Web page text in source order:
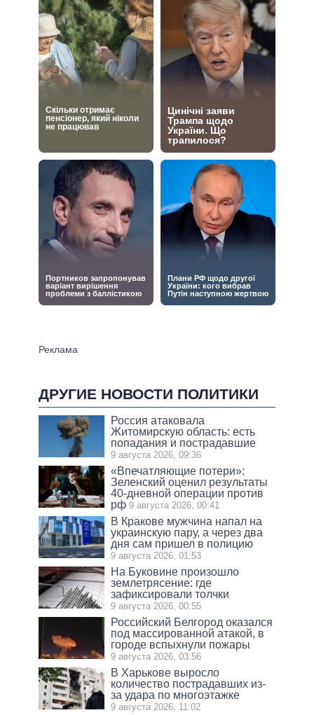
ДРУГИЕ НОВОСТИ ПОЛИТИКИ
Россия атаковала
Житомирскую область: есть
попадания и пострадавшие
9 августа 2026, 09:36
«Впечатляющие потери»:
Зеленский оценил результаты
40-дневной операции против
рф 9 августа 2026, 00:41
В Кракове мужчина напал на
украинскую пару, а через два
дня сам пришел в полицию
9 августа 2026, 01:53
На Буковине произошло
землетрясение: где
зафиксировали толчки
9 августа 2026, 00:55
Российский Белгород оказался
под массированной атакой, в
городе вспыхнули пожары
9 августа 2026, 03:56
В Харькове выросло
количество пострадавших из-
за удара по многоэтажке
9 августа 2026, 11:02